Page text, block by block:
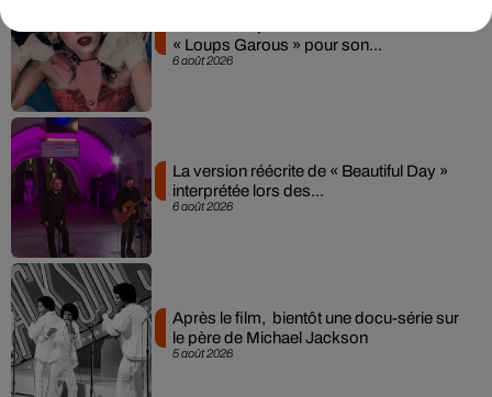
6 août 2026
« Loups Garous » pour son...
6 août 2026
La version réécrite de « Beautiful Day »
interprétée lors des...
5 août 2026
Après le film, bientôt une docu-série sur
le père de Michael Jackson